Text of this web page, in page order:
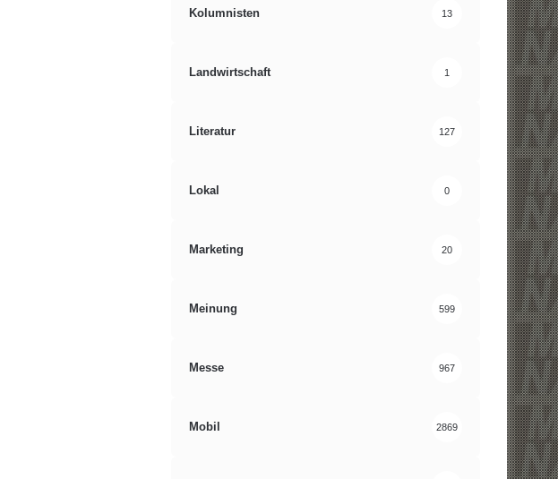
Kolumnisten 13
Landwirtschaft 1
Literatur 127
Lokal 0
Marketing 20
Meinung 599
Messe 967
Mobil 2869